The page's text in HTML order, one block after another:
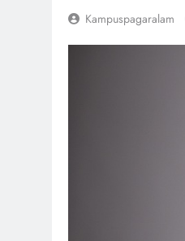
Kampuspagaralam